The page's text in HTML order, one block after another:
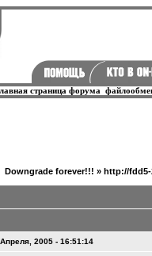
страница форума
Downgrade forever!!! » http://fdd5-
2005 - 16:51:14